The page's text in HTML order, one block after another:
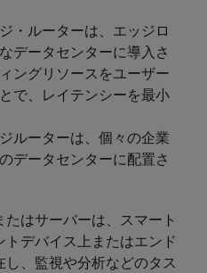
・ルーターは、エッジロ
データセンターに導入さ
ングリソースをユーザー
で、レイテンシーを最小
ルーターは、個々の企業
データセンターに配置さ
はサーバーは、スマート
デバイス上またはエンド
、監視や分析などのタス